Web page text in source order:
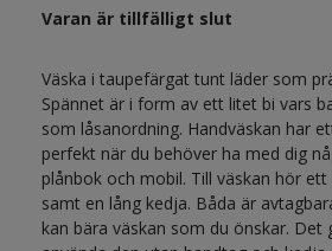
Varan är tillfälligt slut
Väska i taupefärgat tunt läder som
Spännet är i form av ett litet bi vars
som låsanordning. Handväskan har
perfekt när du behöver ha med dig
plånbok och mobil. Till väskan hör
samt en lång kedja. Båda är
kan bära väskan som du önskar. Det